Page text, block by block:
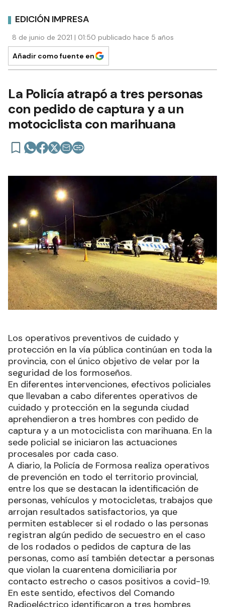
EDICIÓN IMPRESA
8 de junio de 2021 | 01:50 publicado hace 5 años
Añadir como fuente en
La Policía atrapó a tres personas
con pedido de captura y a un
motociclista con marihuana
Los operativos preventivos de cuidado y
protección en la vía pública continúan en toda la
provincia, con el único objetivo de velar por la
seguridad de los formoseños.
En diferentes intervenciones, efectivos policiales
que llevaban a cabo diferentes operativos de
cuidado y protección en la segunda ciudad
aprehendieron a tres hombres con pedido de
captura y a un motociclista con marihuana. En la
sede policial se iniciaron las actuaciones
procesales por cada caso.
A diario, la Policía de Formosa realiza operativos
de prevención en todo el territorio provincial,
entre los que se destacan la identificación de
personas, vehículos y motocicletas, trabajos que
arrojan resultados satisfactorios, ya que
permiten establecer si el rodado o las personas
registran algún pedido de secuestro en el caso
de los rodados o pedidos de captura de las
personas, como así también detectar a personas
que violan la cuarentena domiciliaria por
contacto estrecho o casos positivos a covid-19.
En este sentido, efectivos del Comando
Radioeléctrico identificaron a tres hombres